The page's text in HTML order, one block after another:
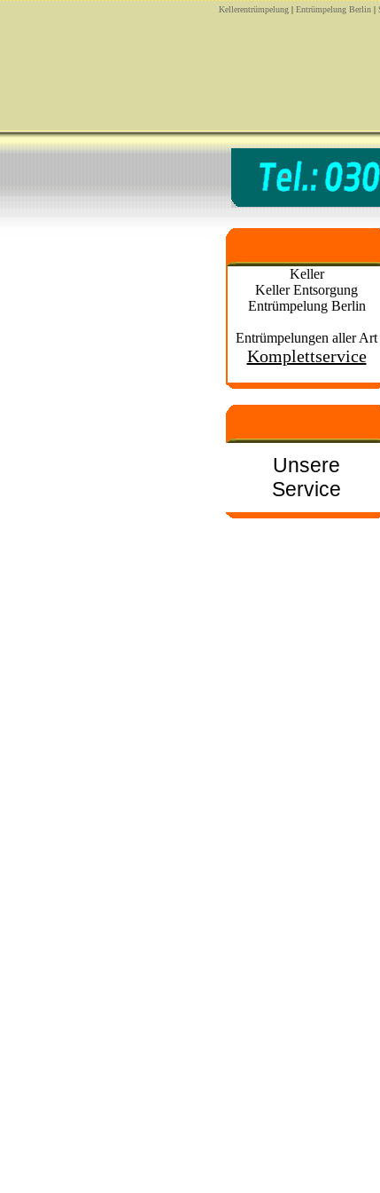
Kellerentrümpelung | Entrümpelung Berlin |
Keller
Keller Entsorgung
Entrümpelung Berlin
Entrümpelungen aller Art
Komplettservice
Unsere
Service